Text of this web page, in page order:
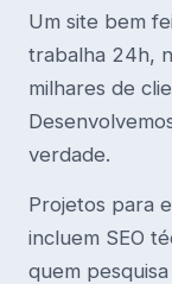
Um site bem
trabalha 24h,
milhares de
verdade.
Projetos para
incluem SEO
quem